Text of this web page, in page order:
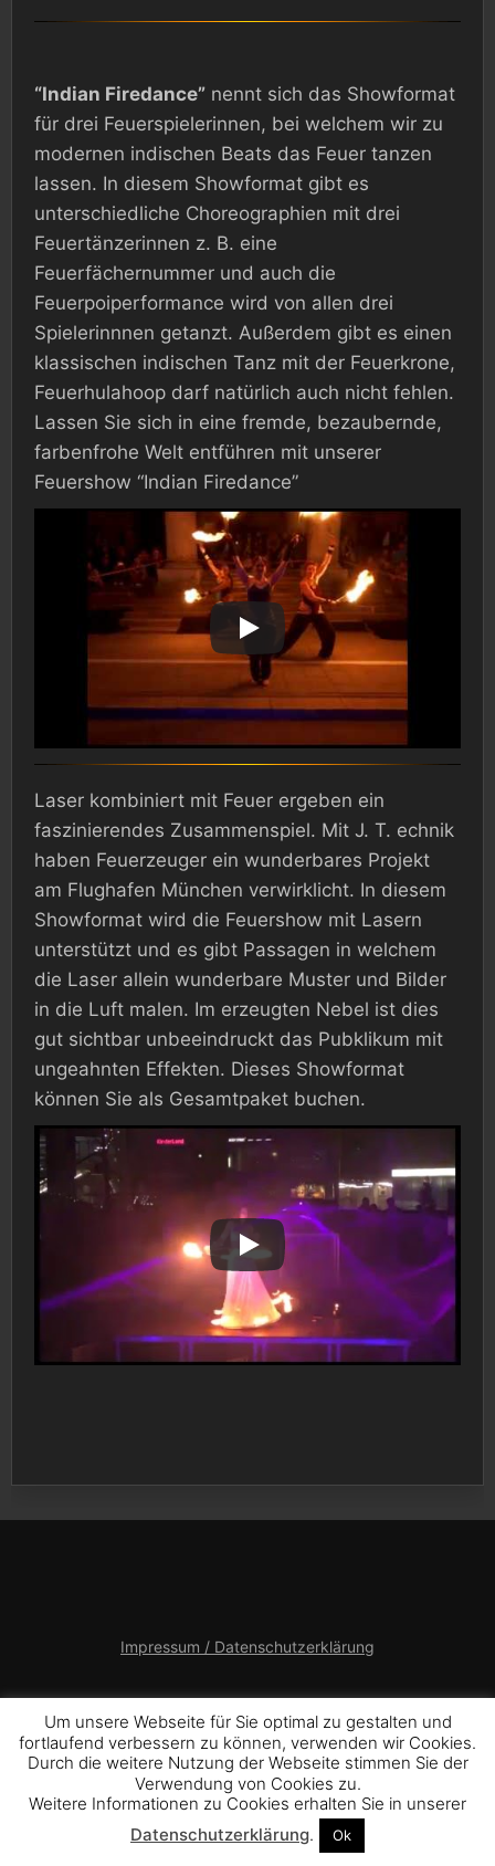
“Indian Firedance” nennt sich das Showformat
für drei Feuerspielerinnen, bei welchem wir zu
modernen indischen Beats das Feuer tanzen
lassen. In diesem Showformat gibt es
unterschiedliche Choreographien mit drei
Feuertänzerinnen z. B. eine
Feuerfächernummer und auch die
Feuerpoiperformance wird von allen drei
Spielerinnnen getanzt. Außerdem gibt es einen
klassischen indischen Tanz mit der Feuerkrone,
Feuerhulahoop darf natürlich auch nicht fehlen.
Lassen Sie sich in eine fremde, bezaubernde,
farbenfrohe Welt entführen mit unserer
Feuershow “Indian Firedance”
Laser kombiniert mit Feuer ergeben ein
faszinierendes Zusammenspiel. Mit J. T. echnik
haben Feuerzeuger ein wunderbares Projekt
am Flughafen München verwirklicht. In diesem
Showformat wird die Feuershow mit Lasern
unterstützt und es gibt Passagen in welchem
die Laser allein wunderbare Muster und Bilder
in die Luft malen. Im erzeugten Nebel ist dies
gut sichtbar unbeeindruckt das Pubklikum mit
ungeahnten Effekten. Dieses Showformat
können Sie als Gesamtpaket buchen.
Impressum / Datenschutzerklärung
Powered by WordPress
All rights reserved ©Music Press Theme by SEOS
THEMES
Um unsere Webseite für Sie optimal zu gestalten und
fortlaufend verbessern zu können, verwenden wir Cookies.
Durch die weitere Nutzung der Webseite stimmen Sie der
Verwendung von Cookies zu.
Weitere Informationen zu Cookies erhalten Sie in unserer
Datenschutzerklärung. Ok